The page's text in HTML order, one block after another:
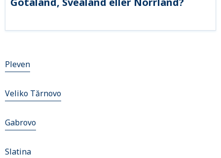
Pleven
Veliko Tărnovo
Gabrovo
Slatina